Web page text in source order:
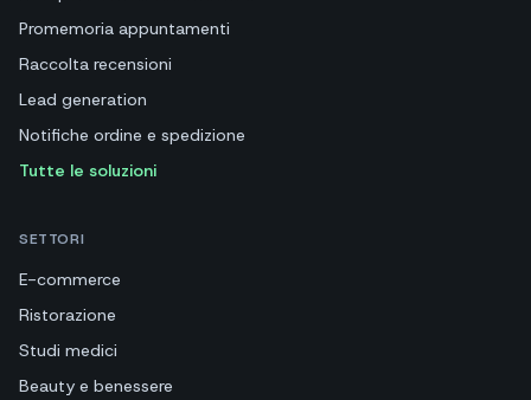
Promemoria appuntamenti
Raccolta recensioni
Lead generation
Notifiche ordine e spedizione
Tutte le soluzioni
SETTORI
E-commerce
Ristorazione
Studi medici
Beauty e benessere